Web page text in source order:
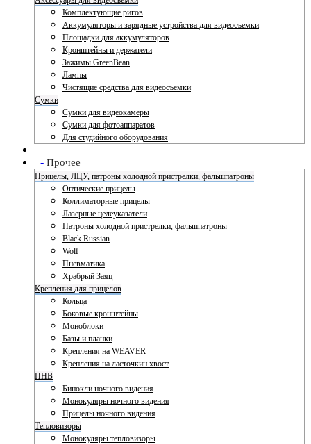
Комплектующие ригов
Аккумуляторы и зарядные устройства для видеосъемки
Площадки для аккумуляторов
Кронштейны и держатели
Зажимы GreenBean
Лампы
Чистящие средства для видеосъемки
Сумки
Сумки для видеокамеры
Сумки для фотоаппаратов
Для студийного оборудования
+- Прочее
Прицелы, ЛЦУ, патроны холодной пристрелки, фальшпатроны
Оптические прицелы
Коллиматорные прицелы
Лазерные целеуказатели
Патроны холодной пристрелки, фальшпатроны
Black Russian
Wolf
Пневматика
Храбрый Заяц
Крепления для прицелов
Кольца
Боковые кронштейны
Моноблоки
Базы и планки
Крепления на WEAVER
Крепления на ласточкин хвост
ПНВ
Бинокли ночного видения
Монокуляры ночного видения
Прицелы ночного видения
Тепловизоры
Монокуляры тепловизоры